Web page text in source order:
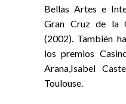
Bellas Artes e
Gran Cruz de la
(2002). También
los premios
Arana,Isabel
Toulouse.